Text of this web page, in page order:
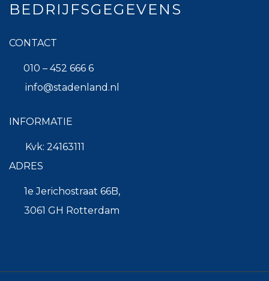
BEDRIJFSGEGEVENS
CONTACT
010 – 452 666 6
info@stadenland.nl
INFORMATIE
Kvk: 24163111
ADRES
1e Jerichostraat 66B,
3061 GH Rotterdam